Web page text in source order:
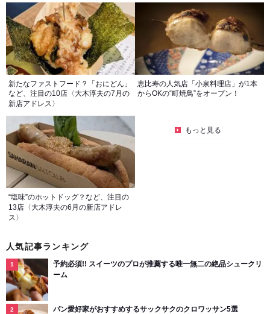
新たなファストフード？「おにどん」
など、注目の10店〈大木淳夫の7月の
新店アドレス〉
恵比寿の人気店「小泉料理店」が1本
からOKの“町焼鳥”をオープン！
“塩味”のホットドッグ？など、注目の
13店〈大木淳夫の6月の新店アドレ
ス〉
もっと見る
人気記事ランキング
予約必須!! スイーツのプロが推薦する唯一無二の絶品シュークリ
ーム
パン愛好家がおすすめするサックサクのクロワッサン5選